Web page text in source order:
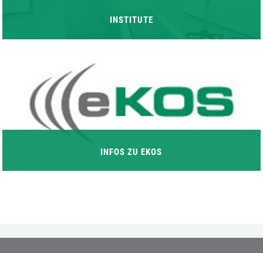
INSTITUTE
INFOS ZU EKOS